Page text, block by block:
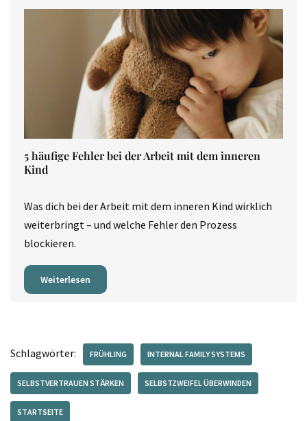
5 häufige Fehler bei der Arbeit mit dem inneren
Kind
Was dich bei der Arbeit mit dem inneren Kind wirklich
weiterbringt – und welche Fehler den Prozess
blockieren.
Weiterlesen
Schlagwörter: FRÜHLING INTERNAL FAMILY SYSTEMS
SELBSTVERTRAUEN STÄRKEN SELBSTZWEIFEL ÜBERWINDEN
STARTSEITE